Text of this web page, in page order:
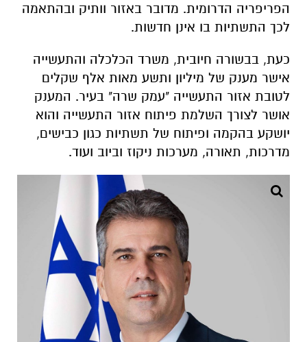
הפריפריה הדרומית. מדובר באזור וותיק ובהתאמה
לכך התשתיות בו אינן חדשות.
כעת, בבשורה חיובית, משרד הכלכלה והתעשייה
אישר מענק של מיליון ותשע מאות אלף שקלים
לטובת אזור התעשייה "עמק שרה" בעיר. המענק
אושר לצורך השלמת פיתוח אזור התעשייה והוא
יושקע בהקמה ופיתוח של תשתיות כגון כבישים,
מדרכות, תאורה, מערכות ניקוז וביוב ועוד.